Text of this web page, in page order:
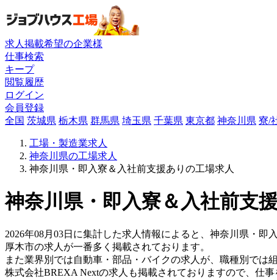
求人掲載希望の企業様
仕事検索
キープ
閲覧履歴
ログイン
会員登録
全国 茨城県 栃木県 群馬県 埼玉県 千葉県 東京都 神奈川県 寮/
工場・製造業求人
神奈川県の工場求人
神奈川県・即入寮＆入社前支援ありの工場求人
神奈川県・即入寮＆入社前支
2026年08月03日に集計した求人情報によると、神奈川県・即
厚木市の求人が一番多く掲載されております。
また業界別では自動車・部品・バイクの求人が、職種別では
株式会社BREXA Nextの求人も掲載されておりますので、仕